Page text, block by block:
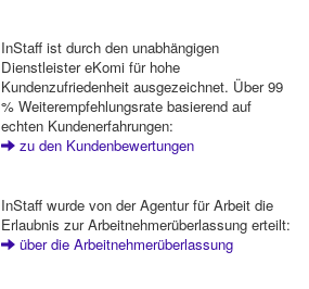
InStaff ist durch den unabhängigen
Dienstleister eKomi für hohe
Kundenzufriedenheit ausgezeichnet. Über 99
% Weiterempfehlungsrate basierend auf
echten Kundenerfahrungen:
zu den Kundenbewertungen
InStaff wurde von der Agentur für Arbeit die
Erlaubnis zur Arbeitnehmerüberlassung erteilt:
über die Arbeitnehmerüberlassung